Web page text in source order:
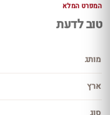
המפרט המלא
טוב לדעת
מותג
ארץ